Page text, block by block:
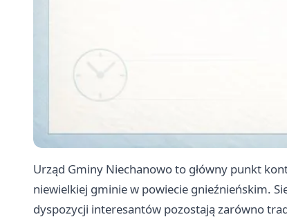
Urząd Gminy Niechanowo to główny punkt
niewielkiej gminie w powiecie gnieźnieńskim.
dyspozycji interesantów pozostają zarówno